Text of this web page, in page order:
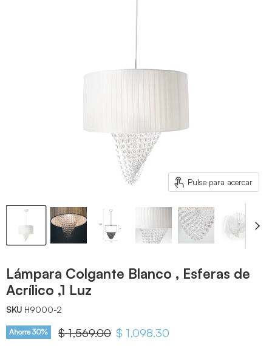
Pulse para acercar
Lámpara Colgante Blanco , Esferas de
Acrílico ,1 Luz
SKU H9000-2
Ahorre30% Precio original
$ 1,569.00 Precio actual
$ 1,098.30